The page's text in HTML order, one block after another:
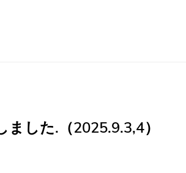
した.（2025.9.3,4）